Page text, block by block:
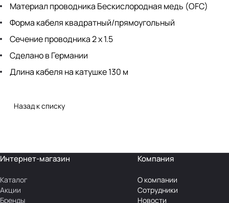
Материал проводника Беcкислородная медь (OFC)
Форма кабеля квадратный/прямоугольный
Сечение проводника 2 x 1.5
Сделано в Германии
Длина кабеля на катушке 130 м
Назад к списку
Интернет-магазин
Каталог
Акции
Бренды
Компания
О компании
Сотрудники
Новости